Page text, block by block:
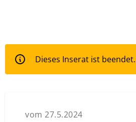
Dieses Inserat ist beendet.
vom 27.5.2024